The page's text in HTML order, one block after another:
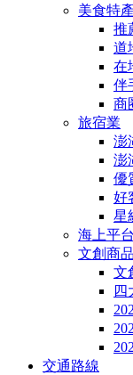
美食特產
推
道
在
伴
商
旅宿業
澎
澎
優
好
星
海上平台
文創商品
文
四
交通路線